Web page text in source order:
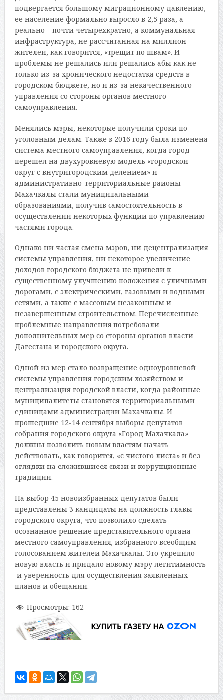
подвергается большому миграционному давлению,
ее население формально выросло в 2,5 раза, а
реально – почти четырехкратно, а коммунальная
инфраструктура, не рассчитанная на миллион
жителей, как говорится, «трещитпо швам». И
проблемы не решались или решались абы как не
только из-за хронического недостатка средств в
городском бюджете, но и из-за некачественного
управления со стороны органов местного
самоуправления.
Менялись мэры, некоторые получили сроки по
уголовным делам. Также в 2016 году была изменена
система местного самоуправления, когда город
перешел на двухуровневую модель «городской
округ с внутригородским делением» и
административно-территориальные районы
Махачкалы стали муниципальными
образованиями, получив самостоятельность в
осуществлении некоторых функций по управлению
частями города.
Однако ни частая смена мэров, ни децентрализация
системы управления, ни некоторое увеличение
доходов городского бюджета не привели к
существенному улучшению положения с уличными
дорогами, с электрическими, газовыми и водными
сетями, а также с массовым незаконным и
незавершенным строительством. Перечисленные
проблемные направления потребовали
дополнительных мер со стороны органов власти
Дагестана и городского округа.
Одной из мер стало возвращение одноуровневой
системы управления городским хозяйством и
централизация городской власти, когда районные
муниципалитеты становятся территориальными
единицами администрации Махачкалы. И
прошедшие 12-14 сентября выборы депутатов
собрания городского округа «Город Махачкала»
должны позволить новым властям начать
действовать, как говорится, «с чистого листа» и без
оглядки на сложившиеся связи и коррупционные
традиции.
На выбор 45 новоизбранных депутатов были
представлены 3 кандидатына должность главы
городского округа, что позволило сделать
осознанное решение представительного органа
местного самоуправления, избранного всеобщим
голосованием жителей Махачкалы. Это укрепило
новую власть и придало новому мэру легитимность
и уверенность для осуществления заявленных
планов и обещаний.
Просмотры: 162